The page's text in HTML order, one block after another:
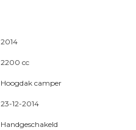
2014
2200 cc
Hoogdak camper
23-12-2014
Handgeschakeld